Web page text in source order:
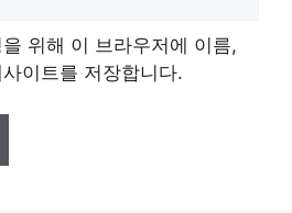
위해 이 브라우저에 이름,
이트를 저장합니다.